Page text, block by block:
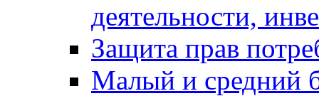
деятельности,
Защита прав
Малый и средний